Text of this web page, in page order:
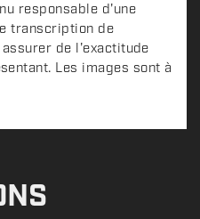
responsable d'une
transcription de
de l'exactitude
Les images sont à